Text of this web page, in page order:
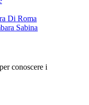
Di Roma
Sabina
conoscere i